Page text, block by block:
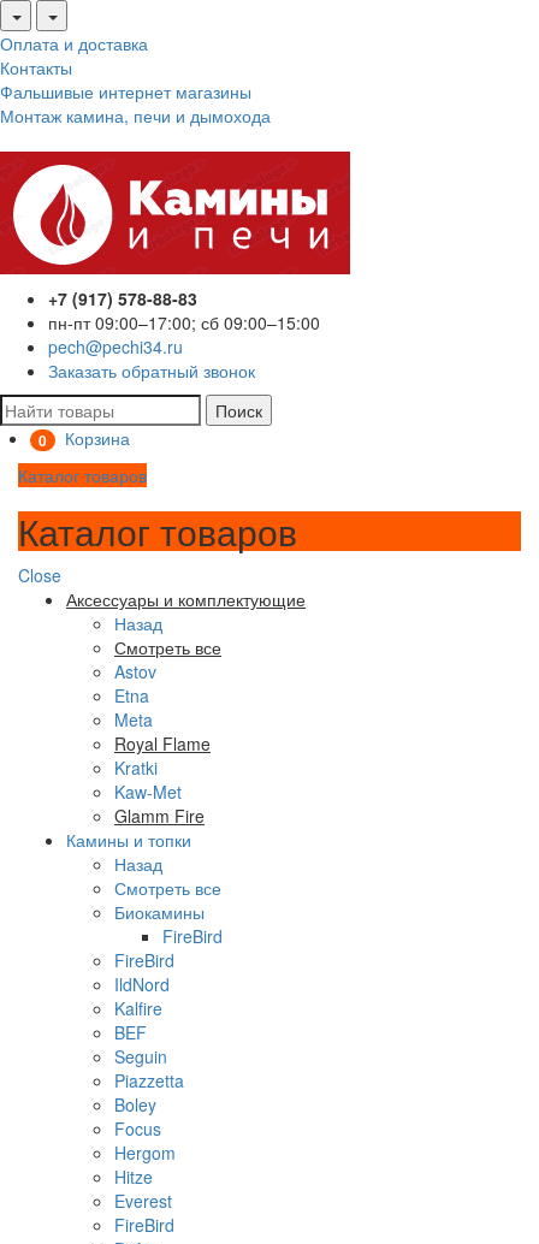
Оплата и доставка
Контакты
Фальшивые интернет магазины
Монтаж камина, печи и дымохода
+7 (917) 578-88-83
пн-пт 09:00–17:00; сб 09:00–15:00
pech@pechi34.ru
Заказать обратный звонок
Поиск
0
Корзина
Каталог товаров
Каталог товаров
Close
Аксессуары и комплектующие
Назад
Смотреть все
Astov
Etna
Meta
Royal Flame
Kratki
Kaw-Met
Glamm Fire
Камины и топки
Назад
Смотреть все
Биокамины
FireBird
FireBird
IldNord
Kalfire
BEF
Seguin
Piazzetta
Boley
Focus
Hergom
Hitze
Everest
FireBird